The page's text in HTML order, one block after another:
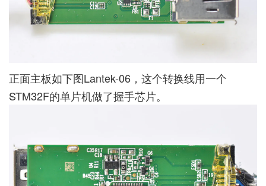
正面主板如下图Lantek-06，这个转换线用一个
STM32F的单片机做了握手芯片。